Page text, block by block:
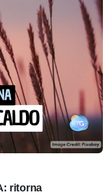
ritorna